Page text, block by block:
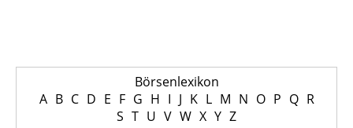
Börsenlexikon
A B C D E F G H I J K L M N O P Q R
S T U V W X Y Z